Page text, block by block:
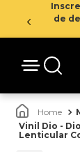
de
Vinil Dio -
Lenticular